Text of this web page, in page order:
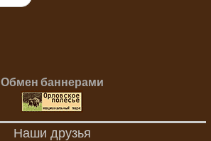
Обмен баннерами
Наши друзья